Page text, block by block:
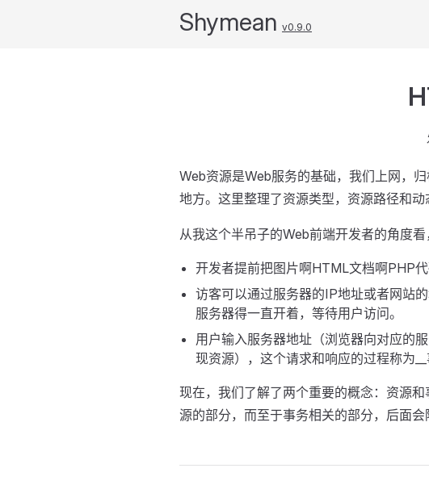
Shymean v0.9.0
Web资源是Web服务的基础，我们上网，
地方。这里整理了资源类型，资源路径和动
从我这个半吊子的Web前端开发者的角度
开发者提前把图片啊HTML文档啊PHP
访客可以通过服务器的IP地址或者网站
服务器得一直开着，等待用户访问。
用户输入服务器地址（浏览器向对应的
现资源），这个请求和响应的过程称为
现在，我们了解了两个重要的概念：资源
源的部分，而至于事务相关的部分，后面会